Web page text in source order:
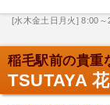
[水木金土日月火] 8:00～
稲毛駅前の貴重
TSUTAYA